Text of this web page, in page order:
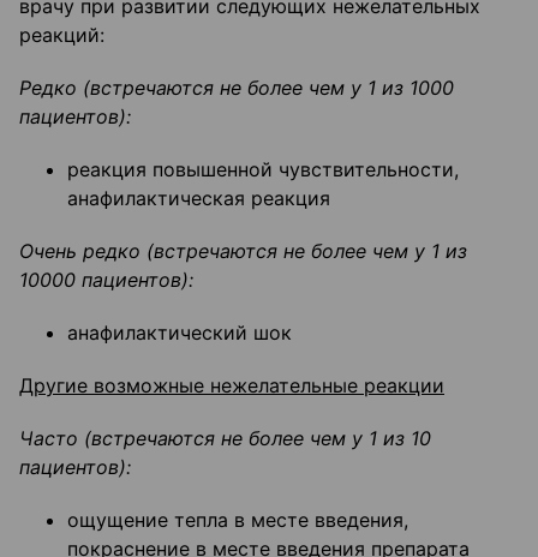
врачу при развитии следующих нежелательных
реакций:
Редко (встречаются не более чем у 1 из 1000
пациентов):
реакция повышенной чувствительности,
анафилактическая реакция
Очень редко (встречаются не более чем у 1 из
10000 пациентов):
анафилактический шок
Другие возможные нежелательные реакции
Часто (встречаются не более чем у 1 из 10
пациентов):
ощущение тепла в месте введения,
покраснение в месте введения препарата